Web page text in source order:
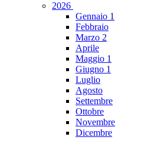
2026
Gennaio 1
Febbraio
Marzo 2
Aprile
Maggio 1
Giugno 1
Luglio
Agosto
Settembre
Ottobre
Novembre
Dicembre